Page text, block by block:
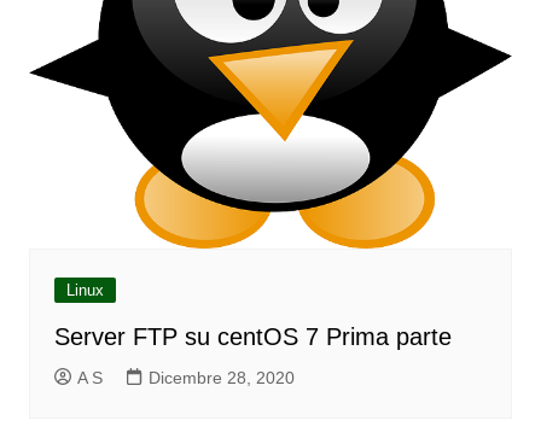
Linux
Server FTP su centOS 7 Prima parte
A S Dicembre 28, 2020